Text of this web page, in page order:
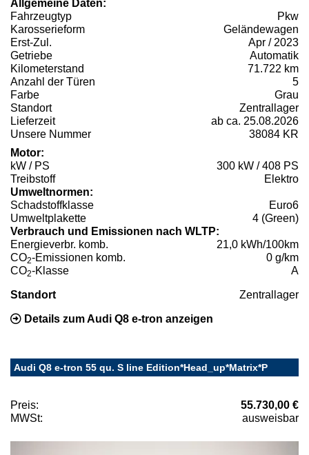
Allgemeine Daten:
Fahrzeugtyp
Pkw
Karosserieform
Geländewagen
Erst-Zul.
Apr / 2023
Getriebe
Automatik
Kilometerstand
71.722 km
Anzahl der Türen
5
Farbe
Grau
Standort
Zentrallager
Lieferzeit
ab ca. 25.08.2026
Unsere Nummer
38084 KR
Motor:
kW / PS
300 kW / 408 PS
Treibstoff
Elektro
Umweltnormen:
Schadstoffklasse
Euro6
Umweltplakette
4 (Green)
Verbrauch und Emissionen nach WLTP:
Energieverbr. komb.
21,0 kWh/100km
CO2-Emissionen komb.
0 g/km
CO2-Klasse A
Standort Zentrallager
Details zum Audi Q8 e-tron anzeigen
Audi Q8 e-tron 55 qu. S line Edition*Head_up*Matrix*P
Preis:
55.730,00 €
MWSt:
ausweisbar